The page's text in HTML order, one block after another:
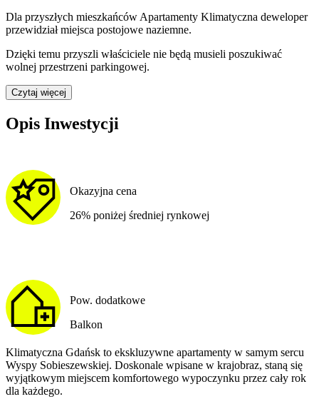
Dla przyszłych mieszkańców Apartamenty Klimatyczna deweloper
przewidziałmiejsca postojowe naziemne.
Dzięki temu przyszli właściciele nie będą musieli poszukiwać
wolnej przestrzeni parkingowej.
Czytaj więcej
Opis Inwestycji
Okazyjna cena
26% poniżej średniej rynkowej
Pow. dodatkowe
Balkon
Klimatyczna Gdańsk to ekskluzywne apartamenty w samym sercu
Wyspy Sobieszewskiej. Doskonale wpisane w krajobraz, staną się
wyjątkowym miejscem komfortowego wypoczynku przez cały rok
dla każdego.